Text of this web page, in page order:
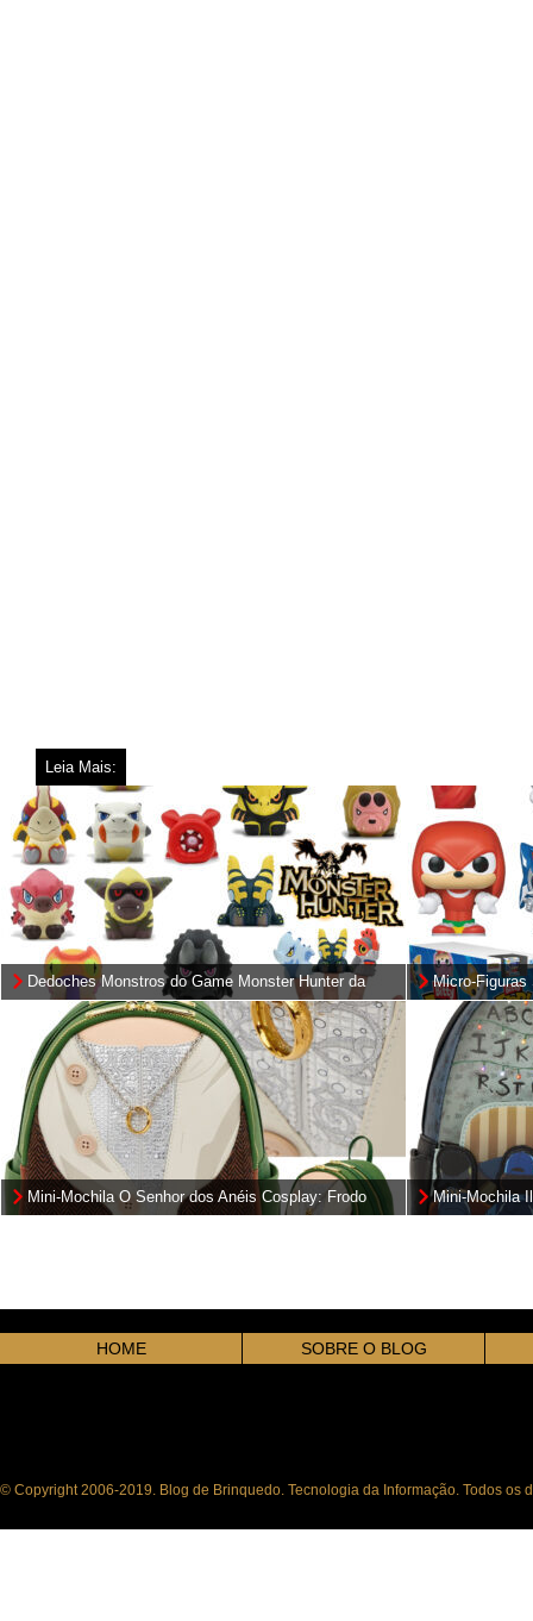
Leia Mais:
Dedoches Monstros do Game Monster Hunter da
Capcom
Micro-
2,3 cm de
Mini-Mochila O Senhor dos Anéis Cosplay: Frodo
Mithril e o Precioso “Um Anel” (The Lord of the
Mini-Mochila
Stranger
HOME SOBRE O BLOG
© Copyright 2006-2019. Blog de Brinquedo. Tecnologia da Informação. Todos os